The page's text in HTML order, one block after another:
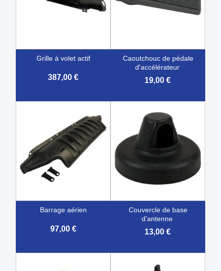
grille à volet actif
387,00 €
caoutchouc de pédale
d'accélérateur
19,00 €
barrage aérien
97,00 €
couvercle de base
d'antenne
13,00 €